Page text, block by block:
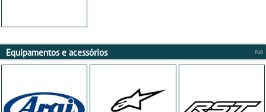
Equipamentos e acessórios